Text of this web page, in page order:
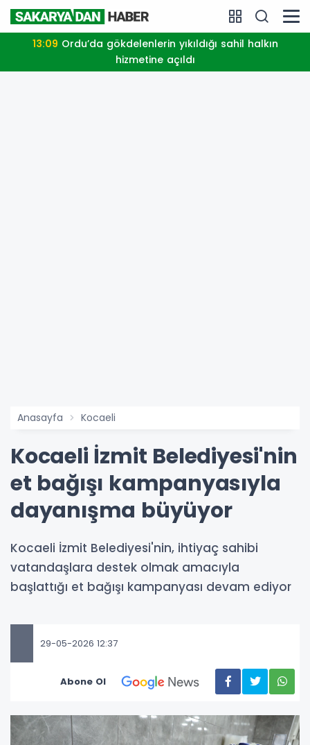
13:09
hizmetine açıldı
Anasayfa Kocaeli
Kocaeli İzmit Belediyesi'nin
et bağışı kampanyasıyla
dayanışma büyüyor
Kocaeli İzmit Belediyesi'nin, ihtiyaç sahibi
vatandaşlara destek olmak amacıyla
başlattığı et bağışı kampanyası devam ediyor
29-05-2026 12:37
Abone Ol